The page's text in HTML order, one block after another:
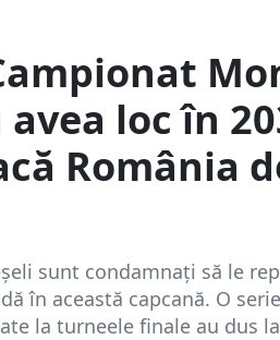
loc în
România
sunt condamnați să le
în această capcană. O
la turneele finale au dus